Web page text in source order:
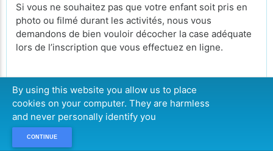
Si vous ne souhaitez pas que votre enfant soit pris en
photo ou filmé durant les activités, nous vous
demandons de bien vouloir décocher la case adéquate
lors de l’inscription que vous effectuez en ligne.
PERSONNELLES
Conformément à la loi sur le RGPD (Règlement général
de protection des données)
Finalité des données ?
By using this website you allow us to place
cookies on your computer. They are harmless
and never personally identify you
CONTINUE